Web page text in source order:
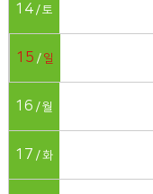
14 토
15 일
16 월
17 화